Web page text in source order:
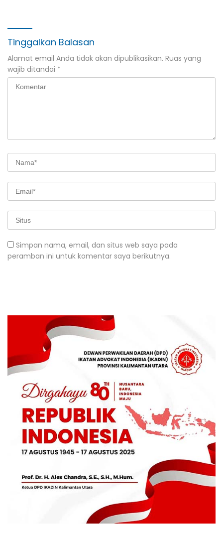
Tinggalkan Balasan
Alamat email Anda tidak akan dipublikasikan. Ruas yang
wajib ditandai *
Simpan nama, email, dan situs web saya pada
peramban ini untuk komentar saya berikutnya.